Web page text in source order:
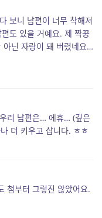
보니 남편이 너무 착해져
도 있을 거예요. 제 짝꿍
닌 자랑이 돼 버렸네요…
리 남편은… 에휴… (깊은
더 키우고 삽니다. ㅎㅎ
첨부터 그렇진 않았어요.